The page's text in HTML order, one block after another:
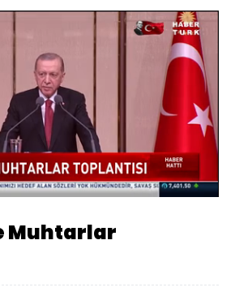
Oynatma
Hızı
Muhtarlar